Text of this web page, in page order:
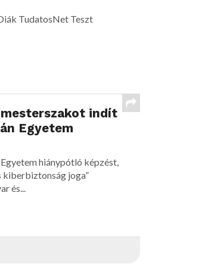
TudatosNet Teszt
indít
Egyetem
hiánypótló képzést,
kiberbiztonság joga”
és...